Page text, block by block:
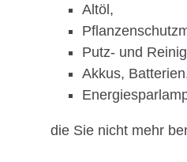
Altöl,
Putz- und
Akkus,
die Sie nicht mehr